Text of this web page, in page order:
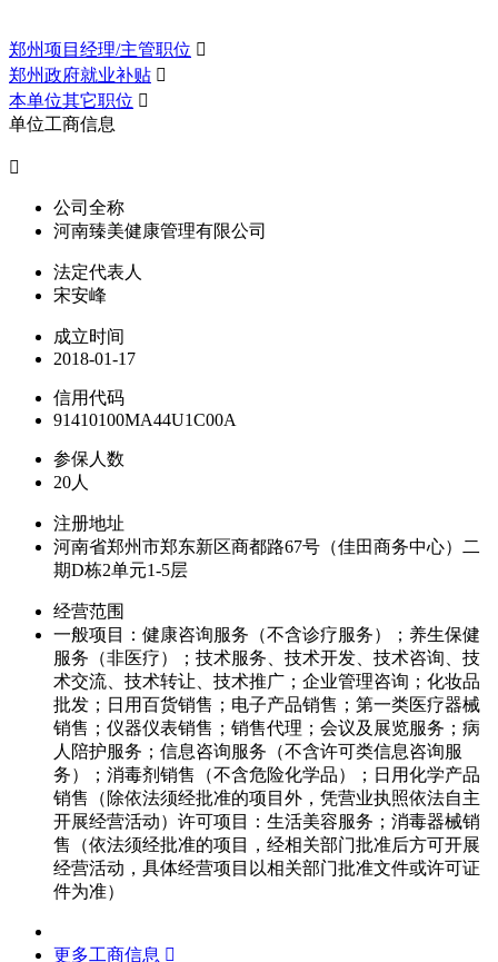
郑州项目经理/主管职位 
郑州政府就业补贴 
本单位其它职位 
单位工商信息

公司全称
河南臻美健康管理有限公司
法定代表人
宋安峰
成立时间
2018-01-17
信用代码
91410100MA44U1C00A
参保人数
20人
注册地址
河南省郑州市郑东新区商都路67号（佳田商务中心）二
期D栋2单元1-5层
经营范围
一般项目：健康咨询服务（不含诊疗服务）；养生保健
服务（非医疗）；技术服务、技术开发、技术咨询、技
术交流、技术转让、技术推广；企业管理咨询；化妆品
批发；日用百货销售；电子产品销售；第一类医疗器械
销售；仪器仪表销售；销售代理；会议及展览服务；病
人陪护服务；信息咨询服务（不含许可类信息咨询服
务）；消毒剂销售（不含危险化学品）；日用化学产品
销售（除依法须经批准的项目外，凭营业执照依法自主
开展经营活动）许可项目：生活美容服务；消毒器械销
售（依法须经批准的项目，经相关部门批准后方可开展
经营活动，具体经营项目以相关部门批准文件或许可证
件为准）
更多工商信息 